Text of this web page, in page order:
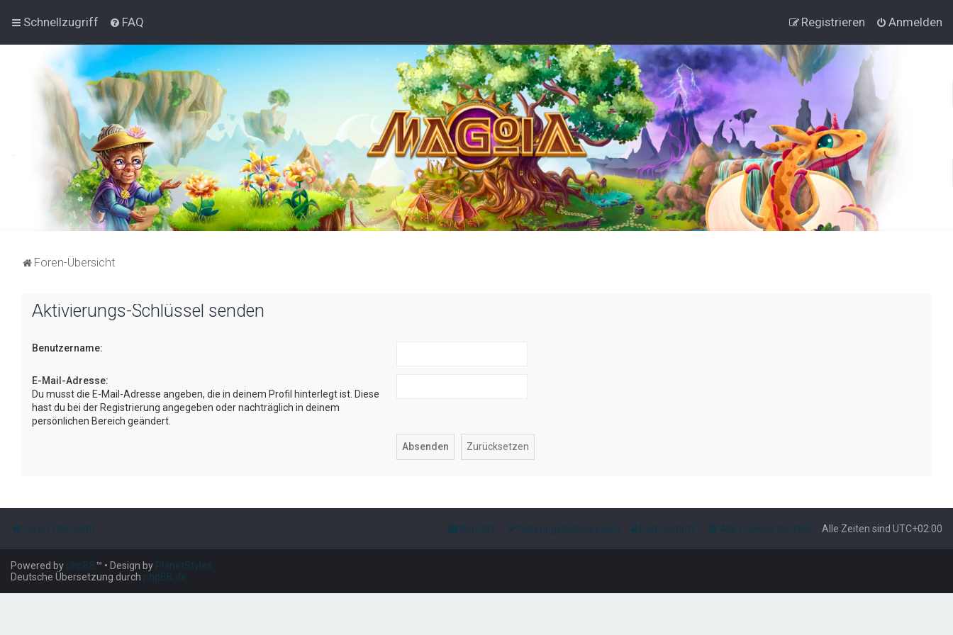
Schnellzugriff FAQ Anmelden
Registrieren
Foren-Übersicht
Aktivierungs-Schlüssel senden
Benutzername:
E-Mail-Adresse:
Du musst die E-Mail-Adresse angeben, die in deinem Profil hinterlegt ist. Diese
hast du bei der Registrierung angegeben oder nachträglich in deinem
persönlichen Bereich geändert.
Foren-Übersicht Alle Zeiten sind UTC+02:00
Alle Cookies löschen
Datenschutz
Nutzungsbedingungen
Kontakt
Powered by phpBB™ • Design by PlanetStyles
Deutsche Übersetzung durch phpBB.de